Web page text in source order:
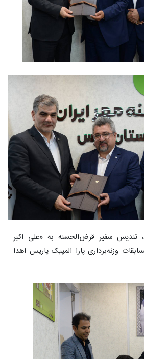
تندیس سفیر قرض‌الحسنه به «علی اکبر
وزنه‌برداری پارا المپیک پاریس اهدا